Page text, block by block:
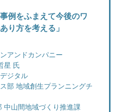
例をふまえて今後のワ
り方を考える」
アンドカンパニー
星 氏
ジタル
部 地域創生プランニングチ
中山間地域づくり推進課